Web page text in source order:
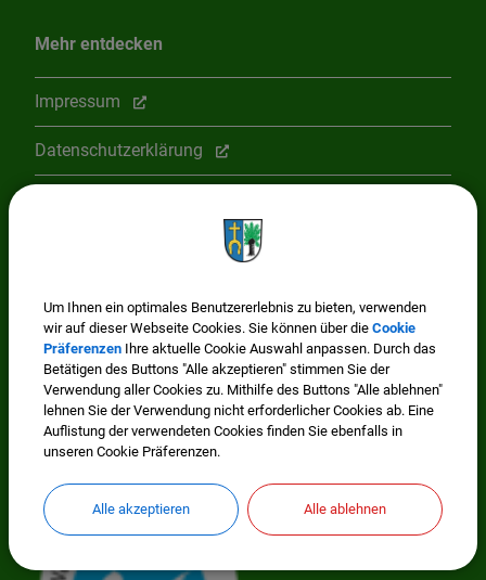
Mehr entdecken
Impressum
Datenschutzerklärung
Mitglied im Regionalwerk Chiemgau-Rupertiwinkel
Um Ihnen ein optimales Benutzererlebnis zu bieten, verwenden
wir auf dieser Webseite Cookies. Sie können über die Cookie
Präferenzen Ihre aktuelle Cookie Auswahl anpassen. Durch das
Betätigen des Buttons "Alle akzeptieren" stimmen Sie der
Verwendung aller Cookies zu. Mithilfe des Buttons "Alle ablehnen"
lehnen Sie der Verwendung nicht erforderlicher Cookies ab. Eine
Auflistung der verwendeten Cookies finden Sie ebenfalls in
unseren Cookie Präferenzen.
Alle akzeptieren Alle ablehnen